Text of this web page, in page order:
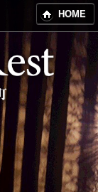
HOME